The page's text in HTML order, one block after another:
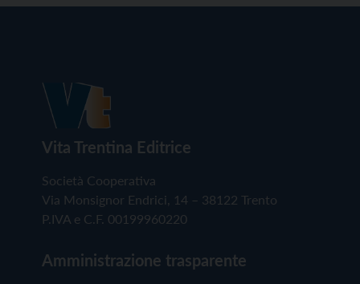
Vita Trentina Editrice
Società Cooperativa
Via Monsignor Endrici, 14 – 38122 Trento
P.IVA e C.F. 00199960220
Amministrazione trasparente